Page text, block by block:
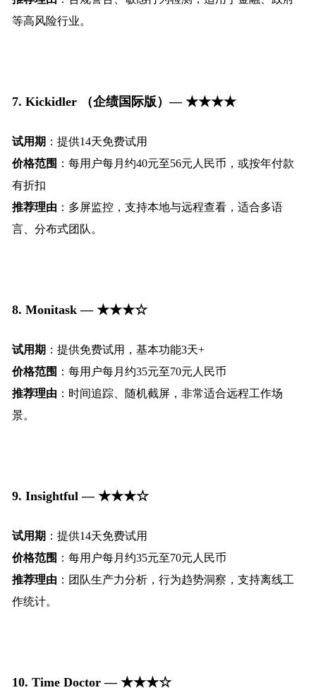
等高风险行业。
7. Kickidler （企绩国际版）— ★★★★
试用期 ：提供14天免费试用
价格范围 ：每用户每月约40元至56元人民币，或按年付款
有折扣
推荐理由 ：多屏监控，支持本地与远程查看，适合多语
言、分布式团队。
8. Monitask — ★★★☆
试用期 ：提供免费试用，基本功能3天+
价格范围 ：每用户每月约35元至70元人民币
推荐理由 ：时间追踪、随机截屏，非常适合远程工作场
景。
9. Insightful — ★★★☆
试用期 ：提供14天免费试用
价格范围 ：每用户每月约35元至70元人民币
推荐理由 ：团队生产力分析，行为趋势洞察，支持离线工
作统计。
10. Time Doctor — ★★★☆